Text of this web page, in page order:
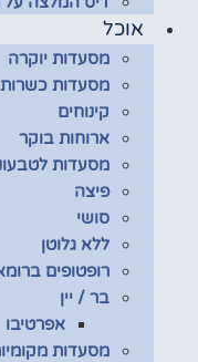
אוכל
מסעדות יוקרה
מסעדות כשרות
קינוחים
ארוחות בוקר
מסעדות
פיצה
סושי
ללא גלוטן
רופטופים
בר / יין
אפרטיבו
מסעדות